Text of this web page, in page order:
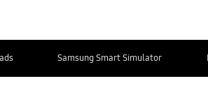
Samsung Smart Simulator